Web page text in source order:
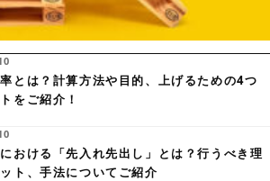
とは？計算方法や目的、上げるための4つ
をご紹介！
おける「先入れ先出し」とは？行うべき理
ト、手法についてご紹介